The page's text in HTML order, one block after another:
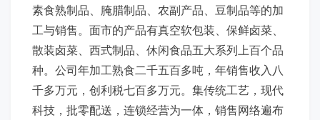
素食熟制品、腌腊制品、农副产品、豆制品等的加
工与销售。面市的产品有真空软包装、保鲜卤菜、
散装卤菜、西式制品、休闲食品五大系列上百个品
种。公司年加工熟食二千五百多吨，年销售收入八
千多万元，创利税七百多万元。集传统工艺，现代
科技，批零配送，连锁经营为一体，销售网络遍布